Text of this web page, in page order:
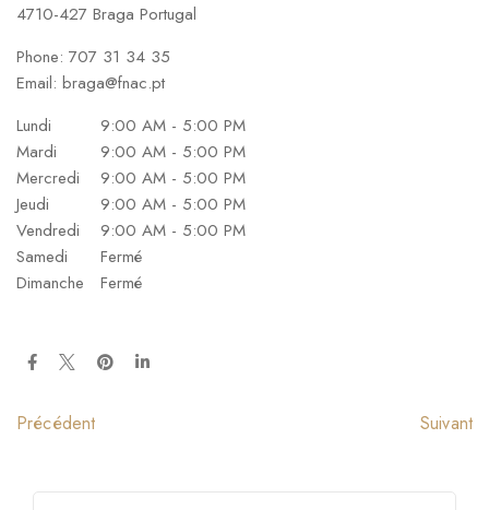
4710-427 Braga Portugal
Phone: 707 31 34 35
Email: braga@fnac.pt
Lundi
9:00 AM - 5:00 PM
Mardi
9:00 AM - 5:00 PM
Mercredi
9:00 AM - 5:00 PM
Jeudi
9:00 AM - 5:00 PM
Vendredi
9:00 AM - 5:00 PM
Samedi
Fermé
Dimanche
Fermé
Précédent Suivant